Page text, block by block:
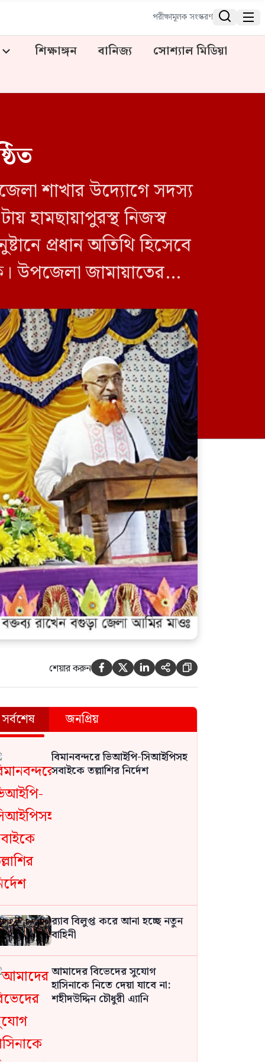
পরীক্ষামূলক সংস্করণ  
শিক্ষাঙ্গন বানিজ্য
সোশ্যাল মিডিয়া
শাখার উদ্যোগে সদস্য
হামছায়াপুরস্থ নিজস্ব
প্রধান অতিথি হিসেবে
উপজেলা জামায়াতের
শেয়ার করুন     
সর্বশেষ জনপ্রিয়
বিমানবন্দরে ভিআইপি-সিআইপিসহ
সবাইকে তল্লাশির নির্দেশ
র‍্যাব বিলুপ্ত করে আনা হচ্ছে নতুন
বাহিনী
আমাদের বিভেদের সুযোগ
হাসিনাকে নিতে দেয়া যাবে না:
শহীদউদ্দিন চৌধুরী এ্যানি